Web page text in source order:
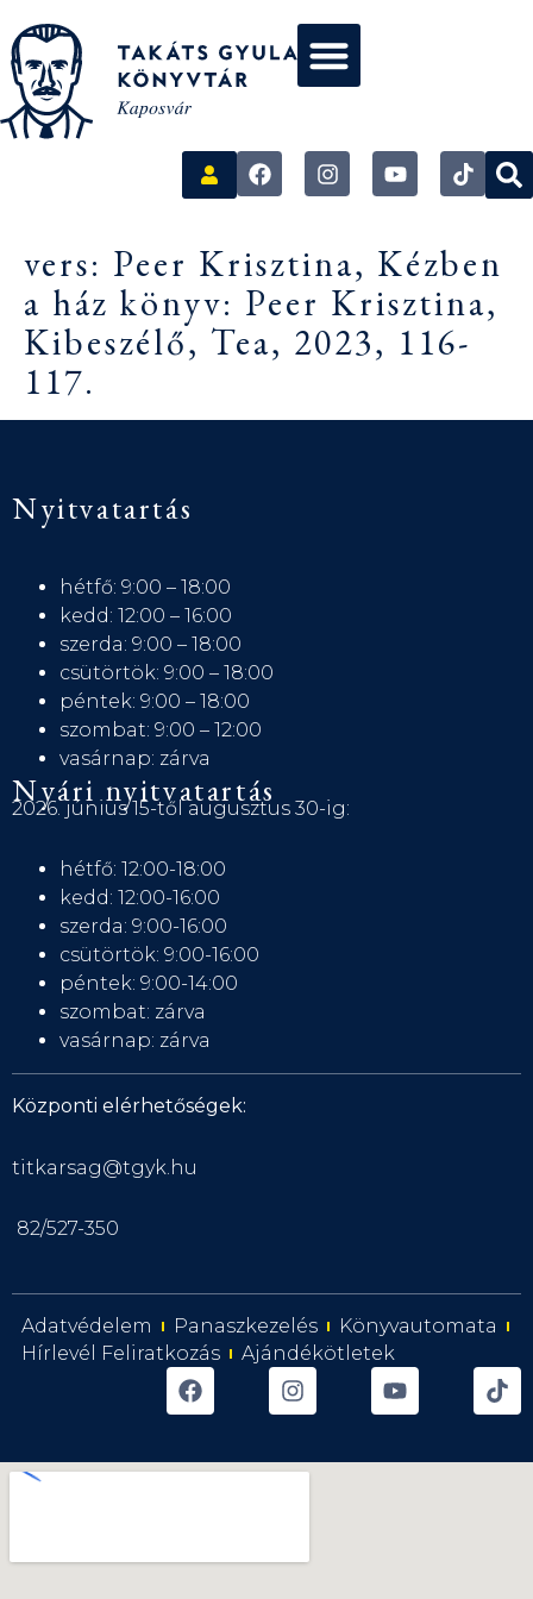
vers: Peer Krisztina, Kézben
a ház könyv: Peer Krisztina,
Kibeszélő, Tea, 2023, 116-
117.
Nyitvatartás
hétfő: 9:00 – 18:00
kedd: 12:00 – 16:00
szerda: 9:00 – 18:00
csütörtök: 9:00 – 18:00
péntek: 9:00 – 18:00
szombat: 9:00 – 12:00
vasárnap: zárva
Nyári nyitvatartás
2026. június 15-től augusztus 30-ig:
hétfő: 12:00-18:00
kedd: 12:00-16:00
szerda: 9:00-16:00
csütörtök: 9:00-16:00
péntek: 9:00-14:00
szombat: zárva
vasárnap: zárva
Központi elérhetőségek:
titkarsag@tgyk.hu
82/527-350
Adatvédelem Panaszkezelés
Könyvautomata
Hírlevél Feliratkozás
Ajándékötletek